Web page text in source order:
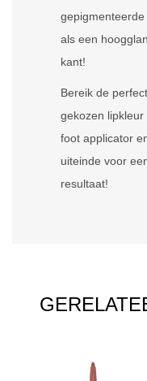
als een
kant!
Bereik de
gekozen
foot applicator
uiteinde voor
resultaat!